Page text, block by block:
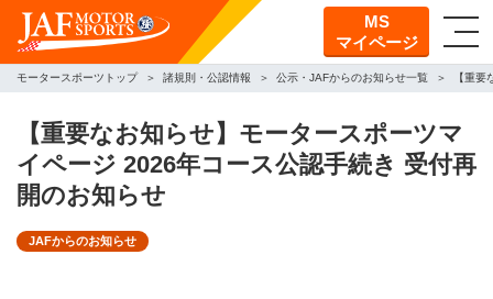
MS
マイページ
モータースポーツトップ 諸規則・公認情報 公示・JAFからのお知らせ一覧 【重
【重要なお知らせ】モータースポーツマ
イページ 2026年コース公認手続き 受付再
開のお知らせ
JAFからのお知らせ